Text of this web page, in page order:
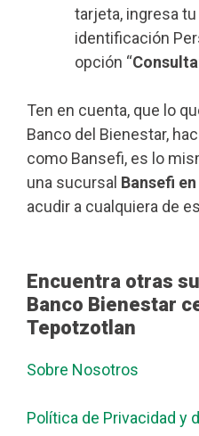
tarjeta, ingresa
identificación
opción “
Ten en cuenta, que lo
Banco del Bienestar,
como Bansefi, es lo
una sucursal Bansefi
acudir a cualquiera de
Encuentra otras
Banco Bienestar
Tepotzotlan
Sobre Nosotros
Política de Privacidad y